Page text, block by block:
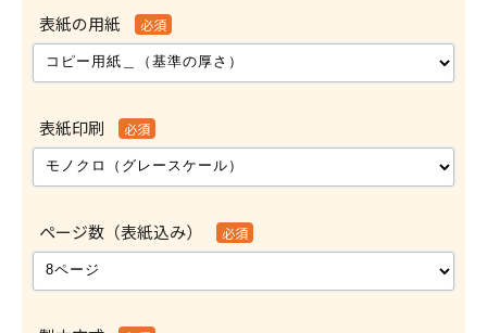
表紙の用紙 必須
表紙印刷 必須
ページ数（表紙込み） 必須